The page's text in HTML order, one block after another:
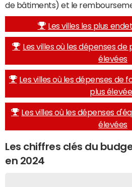
de bâtiments) et le
Les villes les plus
Les villes où les dépenses
élevées
Les villes où les dépenses de
plus
Les villes où les dépenses
élevées
Les chiffres clés du
en 2024